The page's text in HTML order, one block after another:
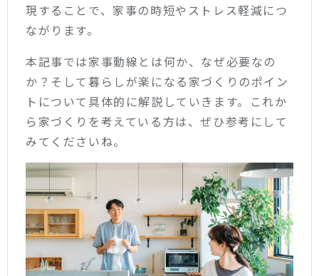
現することで、家事の時短やストレス軽減につ
ながります。
本記事では家事動線とは何か、なぜ必要なの
か？そして暮らしが楽になる家づくりのポイン
トについて具体的に解説していきます。これか
ら家づくりを考えている方は、ぜひ参考にして
みてくださいね。